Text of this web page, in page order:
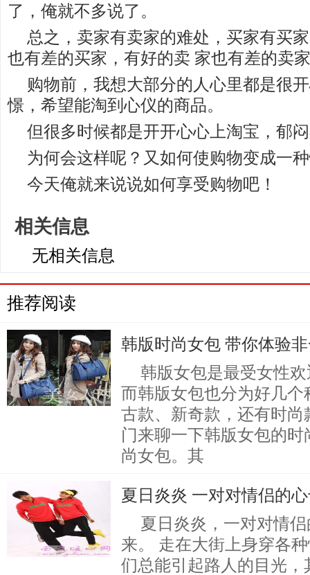
了，俺就不多说了。
总之，卖家有卖家的难处，买家有买
也有差的买家，有好的卖 家也有差的卖
购物前，我想大部分的人心里都是很
憬，希望能淘到心仪的商品。
但很多时候都是开开心心上淘宝，郁
为何会这样呢？又如何使购物变成一
今天俺就来说说如何享受购物吧！
相关信息
无相关信息
推荐阅读
韩版时尚女包 带你体验
韩版女包是最受女性
而韩版女包也分为好几
古款、新奇款，还有时
门来聊一下韩版女包的
尚女包。其
夏日炎炎 一对对情侣的
夏日炎炎，一对对情
来。 走在大街上身穿各
们总能引起路人的目光